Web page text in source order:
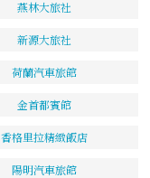
燕林大旅社
新源大旅社
荷蘭汽車旅館
金首都賓館
香格里拉精緻飯店
陽明汽車旅館